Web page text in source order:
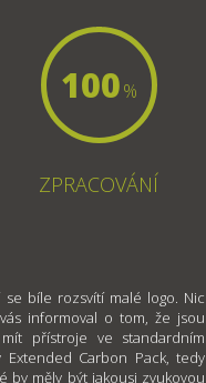
100%
ZPRACOVÁNÍ
bíle rozsvítí malé logo. Nic
informoval o tom, že jsou
přístroje ve standardním
Carbon Pack, tedy
by měly být jakousi zvukovou